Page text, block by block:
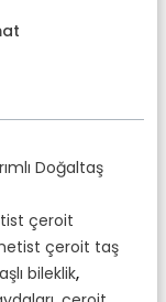
Doğaltaş
çeroit
çeroit taş
bileklik,